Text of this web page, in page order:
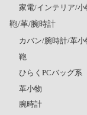
家電/インテリア/小
鞄/革/腕時計
カバン/腕時計/革小
鞄
ひらくPCバッグ系
革小物
腕時計